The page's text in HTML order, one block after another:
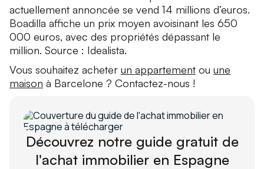
actuellement annoncée se vend 14 millions d’euros.
Boadilla affiche un prix moyen avoisinant les 650
000 euros, avec des propriétés dépassant le
million. Source : Idealista.
Vous souhaitez acheter un appartement ou une
maison à Barcelone ? Contactez-nous !
Découvrez notre guide gratuit de
l'achat immobilier en Espagne